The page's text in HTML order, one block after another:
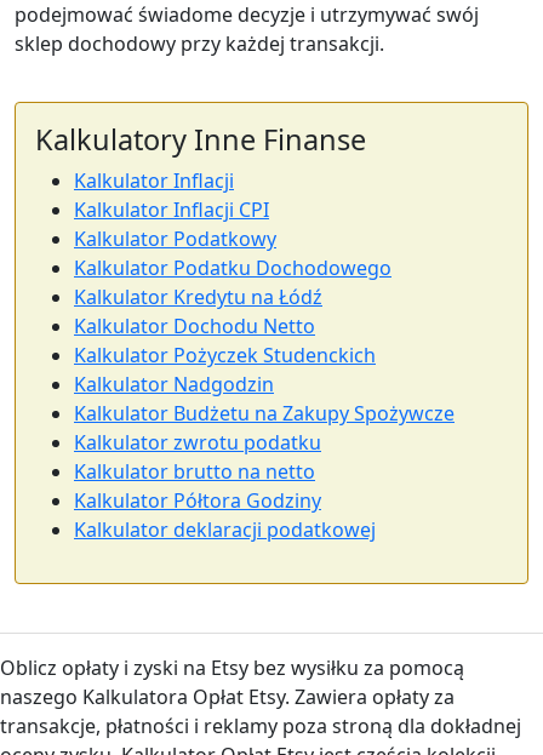
podejmować świadome decyzje i utrzymywać swój
sklep dochodowy przy każdej transakcji.
Kalkulatory Inne Finanse
Kalkulator Inflacji
Kalkulator Inflacji CPI
Kalkulator Podatkowy
Kalkulator Podatku Dochodowego
Kalkulator Kredytu na Łódź
Kalkulator Dochodu Netto
Kalkulator Pożyczek Studenckich
Kalkulator Nadgodzin
Kalkulator Budżetu na Zakupy Spożywcze
Kalkulator zwrotu podatku
Kalkulator brutto na netto
Kalkulator Półtora Godziny
Kalkulator deklaracji podatkowej
Oblicz opłaty i zyski na Etsy bez wysiłku za pomocą
naszego Kalkulatora Opłat Etsy. Zawiera opłaty za
transakcje, płatności i reklamy poza stroną dla dokładnej